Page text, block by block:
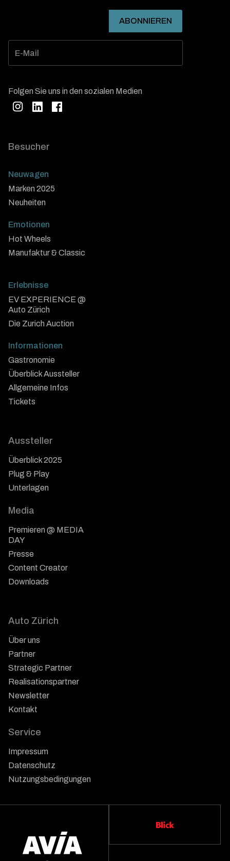
Folgen Sie uns in den sozialen Medien
Besucher
Neuwagen
Marken 2025
Neuheiten
Emotionen
Hot Wheels
Manufaktur & Classic
Erlebnisse
EV EXPERIENCE @
Auto Zürich
Die Zurich Auction
Informationen
Gastronomie
Überblick Aussteller
Allgemeine Infos
Tickets
Aussteller
Überblick 2025
Plug & Play
Unterlagen
Media
Premieren @ MEDIA
DAY
Presse
Content Creator
Downloads
Auto Zürich
Über uns
Partner
Strategic Partner
Realisationspartner
Newsletter
Kontakt
Service
Impressum
Datenschutz
Nutzungsbedingungen